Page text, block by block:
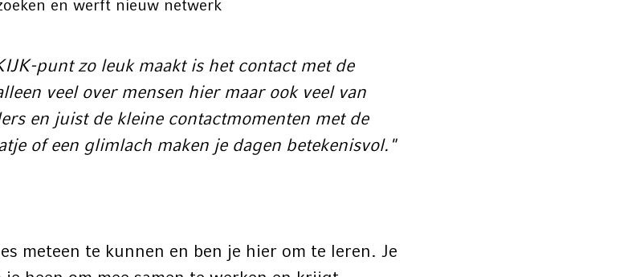
en werft nieuw netwerk
punt zo leuk maakt is het contact met de
veel over mensen hier maar ook veel van
en juist de kleine contactmomenten met de
of een glimlach maken je dagen betekenisvol."
meteen te kunnen en ben je hier om te leren. Je